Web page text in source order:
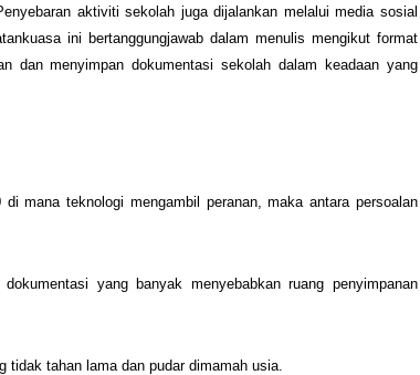
aktiviti sekolah juga dijalankan melalui media sosial
ini bertanggungjawab dalam menulis mengikut format
dan menyimpan dokumentasi sekolah dalam keadaan yang
mana teknologi mengambil peranan, maka antara persoalan
dokumentasi yang banyak menyebabkan ruang penyimpanan
tidak tahan lama dan pudar dimamah usia.